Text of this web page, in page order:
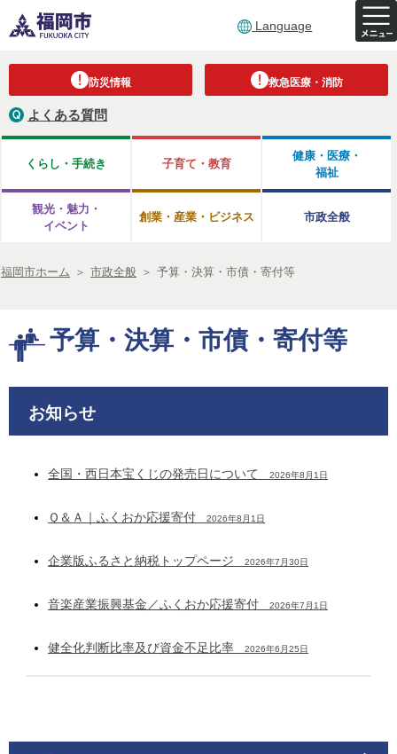
Language
防災情報 救急医療・消防
よくある質問
くらし・手続き 子育て・教育
健康・医療・
福祉
観光・魅力・
イベント
創業・産業・ビジネス 市政全般
福岡市ホーム ＞ 市政全般 ＞ 予算・決算・市債・寄付等
予算・決算・市債・寄付等
お知らせ
全国・西日本宝くじの発売日について 2026年8月1日
Ｑ＆Ａ｜ふくおか応援寄付 2026年8月1日
企業版ふるさと納税トップページ 2026年7月30日
音楽産業振興基金／ふくおか応援寄付 2026年7月1日
健全化判断比率及び資金不足比率 2026年6月25日